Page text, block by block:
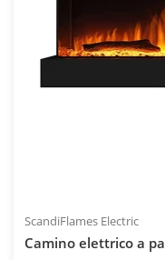
ScandiFlames Electric
Camino elettrico a